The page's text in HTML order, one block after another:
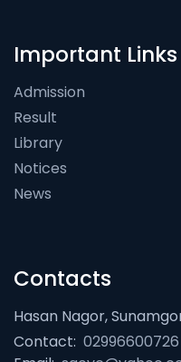
Important Links
Admission
Result
Library
Notices
News
Contacts
Hasan Nagor,
Contact: 02996600726